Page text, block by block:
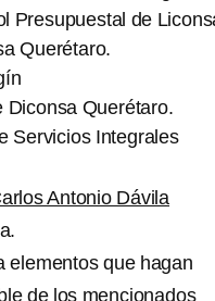
Presupuestal de
Querétaro.
Diconsa Querétaro.
Servicios Integrales
Antonio Dávila
elementos que hagan
de los mencionados